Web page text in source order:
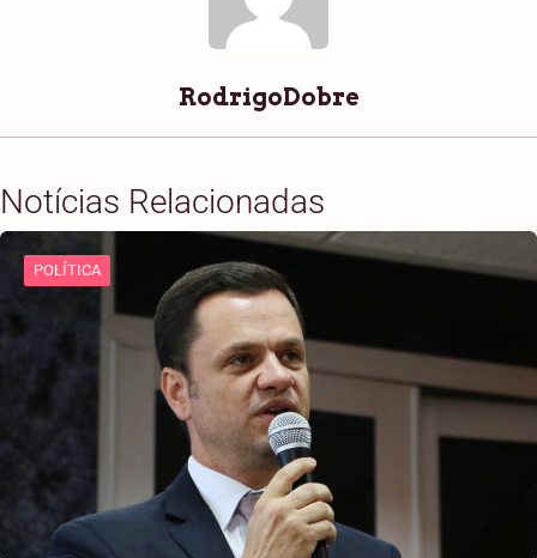
RodrigoDobre
Notícias Relacionadas
POLÍTICA